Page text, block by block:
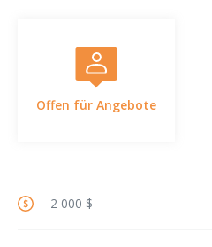
Offen für Angebote
2 000 $